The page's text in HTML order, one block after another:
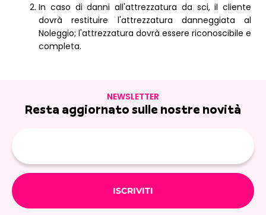
In caso di danni all'attrezzatura da sci, il cliente
dovrà restituire l'attrezzatura danneggiata al
Noleggio; l'attrezzatura dovrà essere riconoscibile e
completa.
NEWSLETTER
Resta aggiornato sulle nostre novità